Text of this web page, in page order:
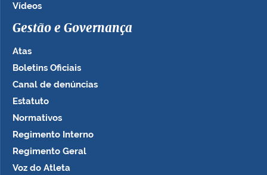
Vídeos
Gestão e Governança
Atas
Boletins Oficiais
Canal de denúncias
Estatuto
Normativos
Regimento Interno
Regimento Geral
Voz do Atleta